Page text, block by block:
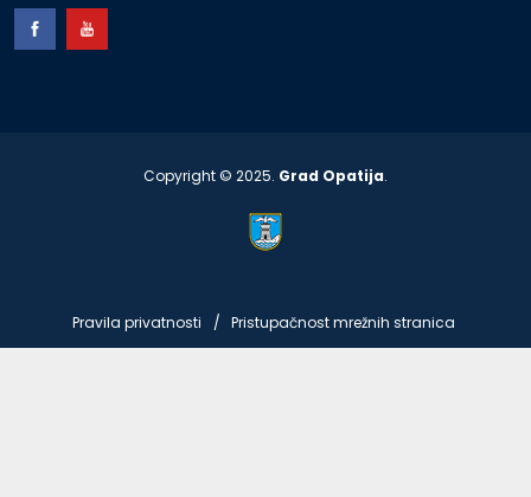
Copyright © 2025. Grad Opatija.
Pravila privatnosti Pristupačnost mrežnih stranica